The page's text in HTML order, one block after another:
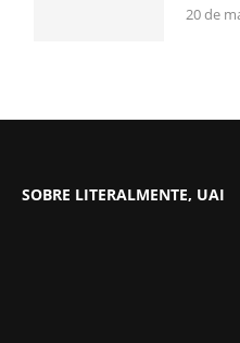
20 de
SOBRE LITERALMENTE, UAI